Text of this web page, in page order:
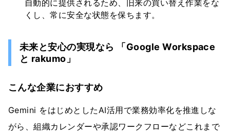
自動的に提供されるため、旧来の買い替え作業をな
くし、常に安全な状態を保ちます。
未来と安心の実現なら 「Google Workspace
と rakumo」
こんな企業におすすめ
Gemini をはじめとしたAI活用で業務効率化を推進しな
がら、組織カレンダーや承認ワークフローなどこれまで